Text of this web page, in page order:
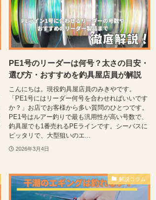
PE1号のリーダーは何号？太さの目安・
選び方・おすすめを釣具屋店員が解説
こんにちは。現役釣具屋店員のみきやです。
「PE1号にはリーダー何号を合わせればいいです
か？」お店でお客様から多い質問のひとつです。
PE1号はルアー釣りで最も汎用性が高い号数で、
釣具屋でも1番売れるPEラインです。シーバスに
ピッタリで、大型狙いのエ...
2026年3月4日
解説コラム